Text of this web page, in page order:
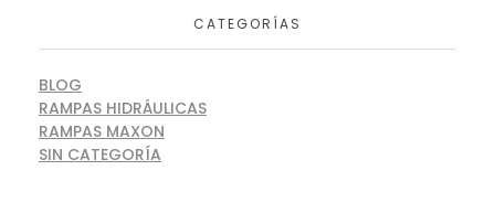
CATEGORÍAS
BLOG
RAMPAS HIDRÁULICAS
RAMPAS MAXON
SIN CATEGORÍA